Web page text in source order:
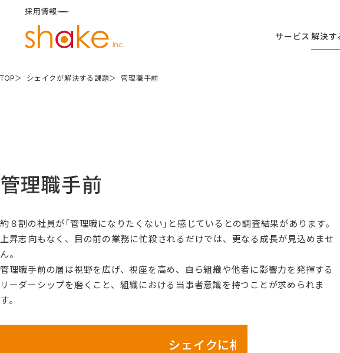
採用情報
サービス 解決す
TOP シェイクが解決する課題 管理職手前
管理職手前
約８割の社員が「管理職になりたくない」と感じているとの調査結果があります。
上昇志向もなく、目の前の業務に忙殺されるだけでは、更なる成長が見込めませ
ん。
管理職手前の層は視野を広げ、視座を高め、自ら組織や他者に影響力を発揮する
リーダーシップを磨くこと、組織における当事者意識を持つことが求められま
す。
シェイクに相談してみる